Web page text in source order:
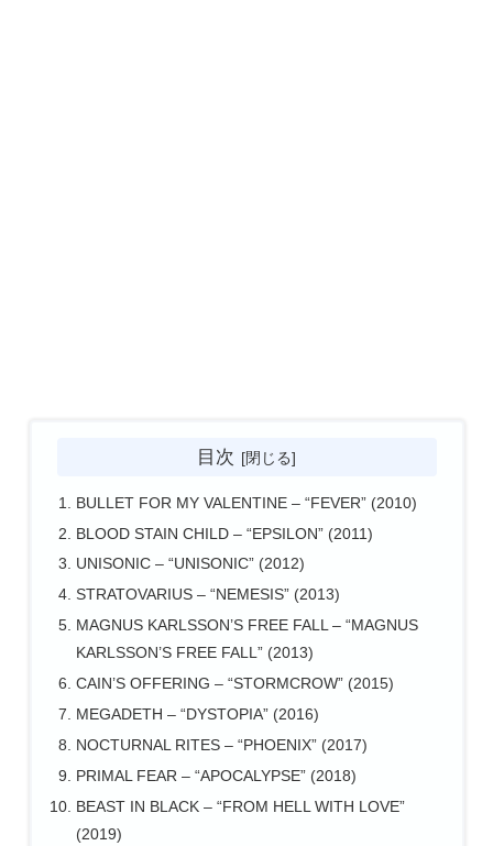
目次
BULLET FOR MY VALENTINE – “FEVER” (2010)
BLOOD STAIN CHILD – “EPSILON” (2011)
UNISONIC – “UNISONIC” (2012)
STRATOVARIUS – “NEMESIS” (2013)
MAGNUS KARLSSON’S FREE FALL – “MAGNUS
KARLSSON’S FREE FALL” (2013)
CAIN’S OFFERING – “STORMCROW” (2015)
MEGADETH – “DYSTOPIA” (2016)
NOCTURNAL RITES – “PHOENIX” (2017)
PRIMAL FEAR – “APOCALYPSE” (2018)
BEAST IN BLACK – “FROM HELL WITH LOVE”
(2019)